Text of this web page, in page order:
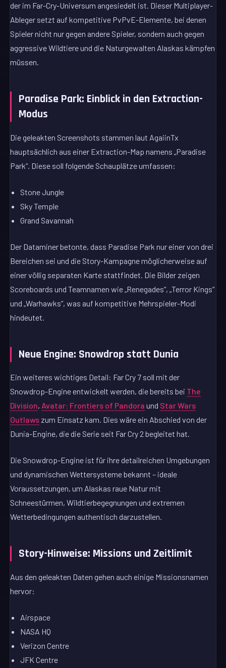
der im Far-Cry-Universum angesiedelt ist. Dieser Multiplayer-
Ableger setzt auf kompetitive PvPvE-Elemente, bei denen
Spieler nicht nur gegen andere Spieler, sondern auch gegen
aggressive Wildtiere und die Naturgewalten Alaskas kämpfen
müssen.
Paradise Park: Einblick in den Extraction-
Modus
Die geleakten Screenshots stammen laut AgaiinTx
hauptsächlich aus einer Extraction-Map namens „Paradise
Park“. Diese soll folgende Schauplätze umfassen:
Stone Jungle
Sky Temple
Grand Savannah
Der Dataminer betonte, dass Paradise Park nur einer von drei
Bereichen sei und die Story-Kampagne möglicherweise auf
einer völlig separaten Karte stattfindet. Die Bilder zeigen
Scoreboards und Teamnamen wie „Renegades“, „Terror Kings“
und „Warhawks“, was auf kompetitive Mehrspieler-Modi
hindeutet.
Neue Engine: Snowdrop statt Dunia
Ein weiteres wichtiges Detail: Far Cry 7 soll mit der
Snowdrop-Engine entwickelt werden, die bereits bei The
Division, Avatar: Frontiers of Pandora und Star Wars
Outlaws zum Einsatz kam. Dies wäre ein Abschied von der
Dunia-Engine, die die Serie seit Far Cry 2 begleitet hat.
Die Snowdrop-Engine ist für ihre detailreichen Umgebungen
und dynamischen Wettersysteme bekannt – ideale
Voraussetzungen, um Alaskas raue Natur mit
Schneestürmen, Wildtierbegegnungen und extremen
Wetterbedingungen authentisch darzustellen.
Story-Hinweise: Missions und Zeitlimit
Aus den geleakten Daten gehen auch einige Missionsnamen
hervor:
Airspace
NASA HQ
Verizon Centre
JFK Centre